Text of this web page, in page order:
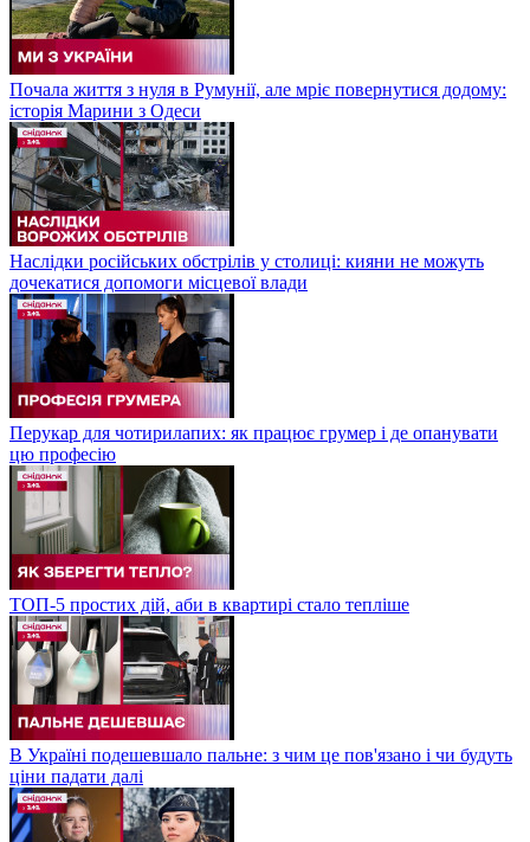
Почала життя з нуля в Румунії, але мріє повернутися додому:
історія Марини з Одеси
Наслідки російських обстрілів у столиці: кияни не можуть
дочекатися допомоги місцевої влади
Перукар для чотирилапих: як працює грумер і де опанувати
цю професію
ТОП-5 простих дій, аби в квартирі стало тепліше
В Україні подешевшало пальне: з чим це пов'язано і чи будуть
ціни падати далі